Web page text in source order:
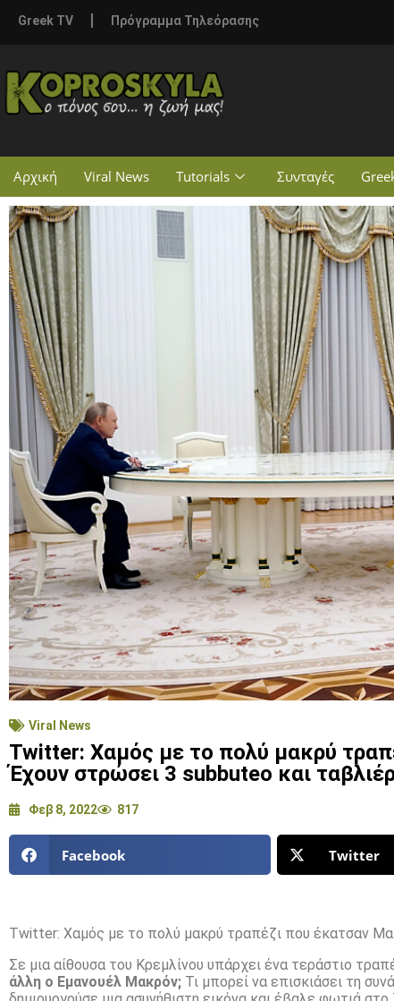
Greek TV Πρόγραμμα Τηλεόρασης
Αρχική Viral News Tutorials Συνταγές
Viral News
Twitter: Χαμός με το πολύ μακρύ
Έχουν στρώσει 3 subbuteo και
Φεβ 8, 2022 817
Facebook Twitter
Twitter: Χαμός με το πολύ μακρύ τραπέζι που έκατσαν
Σε μια αίθουσα του Κρεμλίνου υπάρχει ένα τεράστιο
άλλη ο Εμανουέλ Μακρόν; Τι μπορεί να επισκιάσει τη